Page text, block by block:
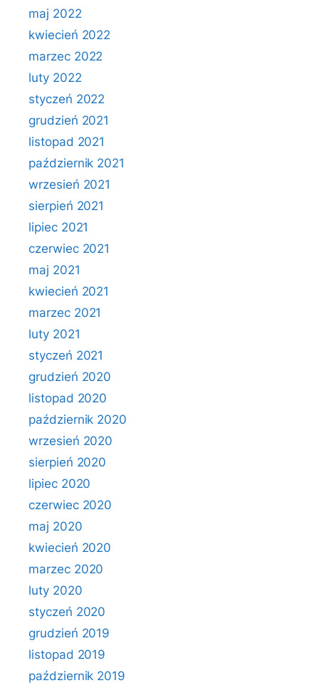
maj 2022
kwiecień 2022
marzec 2022
luty 2022
styczeń 2022
grudzień 2021
listopad 2021
październik 2021
wrzesień 2021
sierpień 2021
lipiec 2021
czerwiec 2021
maj 2021
kwiecień 2021
marzec 2021
luty 2021
styczeń 2021
grudzień 2020
listopad 2020
październik 2020
wrzesień 2020
sierpień 2020
lipiec 2020
czerwiec 2020
maj 2020
kwiecień 2020
marzec 2020
luty 2020
styczeń 2020
grudzień 2019
listopad 2019
październik 2019